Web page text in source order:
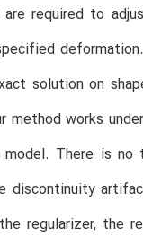
required to
solution on
method works
There is
discontinuity
regularizer, the